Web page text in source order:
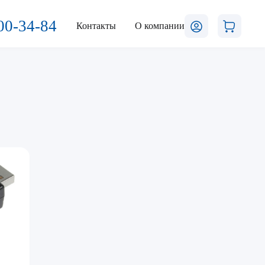
34-84 Контакты О компании